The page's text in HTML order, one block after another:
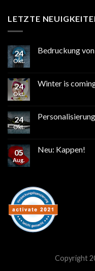
LETZTE
24
Okt.
Bedruckung
24
Okt.
Winter is
24
Okt.
05
Aug.
Neu: Kappen!
Copyright